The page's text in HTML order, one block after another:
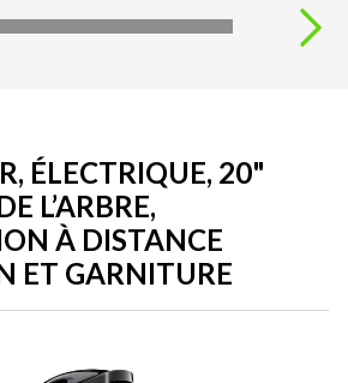
ÉLECTRIQUE, 20"
L’ARBRE,
À DISTANCE
ET GARNITURE